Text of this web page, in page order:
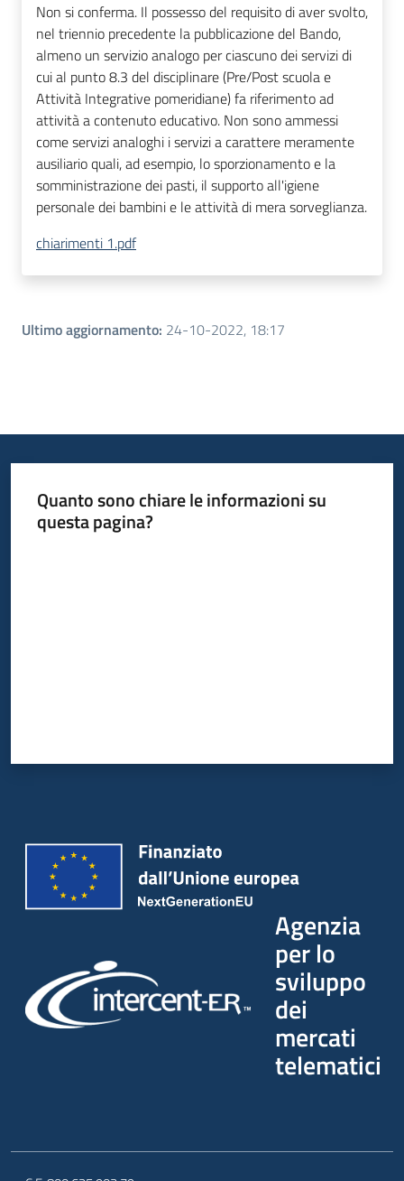
Non si conferma. Il possesso del requisito di aver svolto,
nel triennio precedente la pubblicazione del Bando,
almeno un servizio analogo per ciascuno dei servizi di
cui al punto 8.3 del disciplinare (Pre/Post scuola e
Attività Integrative pomeridiane) fa riferimento ad
attività a contenuto educativo. Non sono ammessi
come servizi analoghi i servizi a carattere meramente
ausiliario quali, ad esempio, lo sporzionamento e la
somministrazione dei pasti, il supporto all'igiene
personale dei bambini e le attività di mera sorveglianza.
chiarimenti 1.pdf
Ultimo aggiornamento: 24-10-2022, 18:17
Quanto sono chiare le informazioni su
questa pagina?
Agenzia
per lo
sviluppo
dei
mercati
telematici